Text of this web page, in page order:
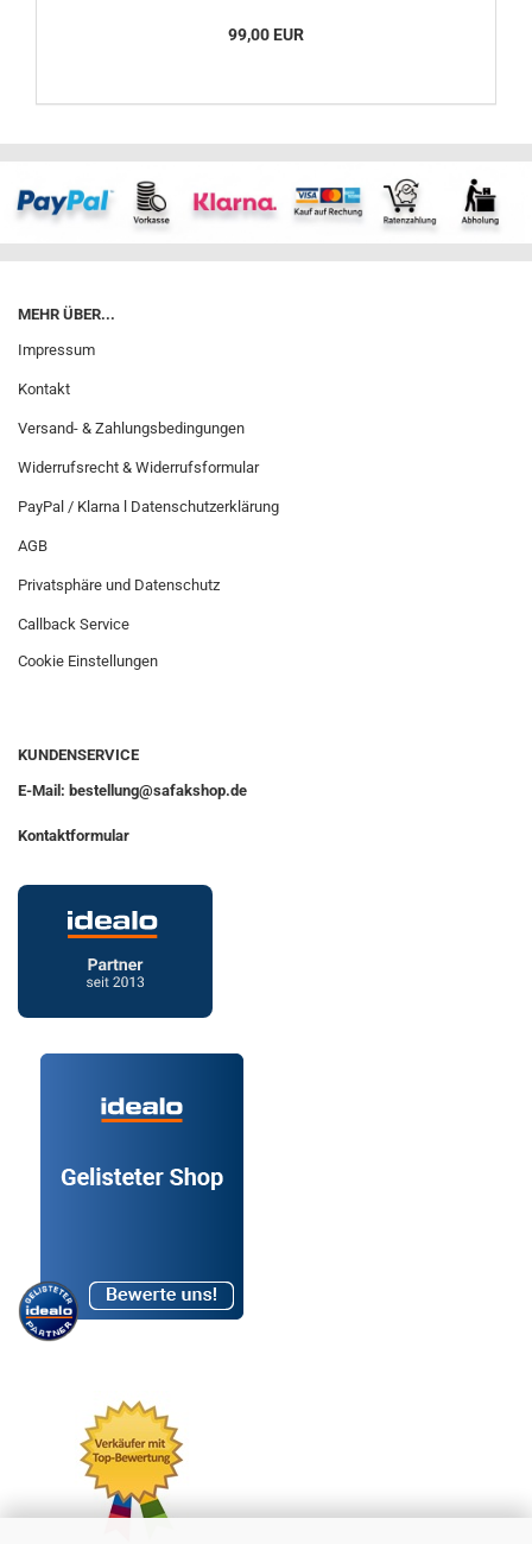
99,00 EUR
MEHR ÜBER...
Impressum
Kontakt
Versand- & Zahlungsbedingungen
Widerrufsrecht & Widerrufsformular
PayPal / Klarna l Datenschutzerklärung
AGB
Privatsphäre und Datenschutz
Callback Service
Cookie Einstellungen
KUNDENSERVICE
E-Mail: bestellung@safakshop.de
Kontaktformular